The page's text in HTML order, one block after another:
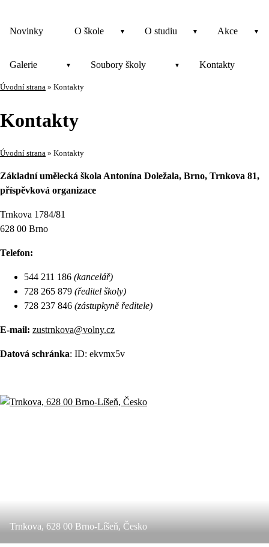
Novinky O škole O studiu Akce
Galerie Soubory školy Kontakty
Úvodní strana » Kontakty
Kontakty
Úvodní strana » Kontakty
Základní umělecká škola Antonína Doležala, Brno, Trnkova 81,
příspěvková organizace
Trnkova 1784/81
628 00 Brno
Telefon:
544 211 186 (kancelář)
728 265 879 (ředitel školy)
728 237 846 (zástupkyně ředitele)
E-mail: zustrnkova@volny.cz
Datová schránka: ID: ekvmx5v
Trnkova, 628 00 Brno-Líšeň, Česko